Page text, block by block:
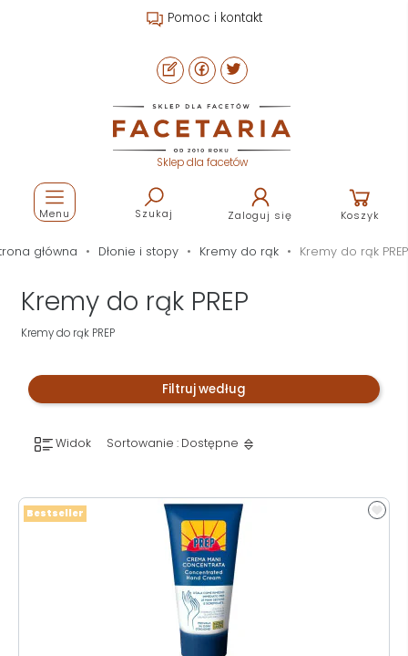
Pomoc i kontakt
Sklep dla facetów
Szukaj Zaloguj się Koszyk
Menu
główna Dłonie i stopy Kremy do rąk Kremy do rąk PREP
Kremy do rąk PREP
Kremy do rąk PREP
Filtruj według
Widok Sortowanie : Dostępne
Bestseller